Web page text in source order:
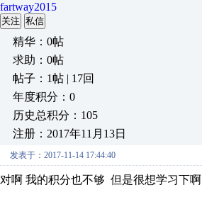
fartway2015
关注 私信
精华：0帖
求助：0帖
帖子：1帖 | 17回
年度积分：0
历史总积分：105
注册：2017年11月13日
发表于：2017-11-14 17:44:40
对啊 我的积分也不够 但是很想学习下啊